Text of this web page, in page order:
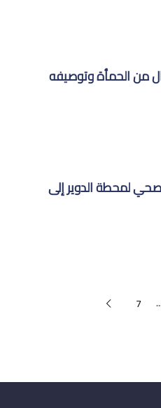
من الحمأة وتوصيفه
لمحطة الدوير إلى
...
7